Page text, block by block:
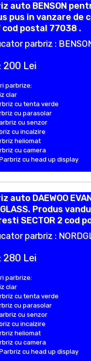
auto BENSON
pus in vanzare de
cod postal 77038 .
parbriz :
200 Lei
parbrize:
clar
cu tenta verde
cu parasolar
cu senzor
cu incalzire
heliomat
cu camera
cu head up display
auto DAEWOO
Produs
SECTOR 2 cod
parbriz :
280 Lei
parbrize:
clar
cu tenta verde
cu parasolar
cu senzor
cu incalzire
heliomat
cu camera
cu head up display